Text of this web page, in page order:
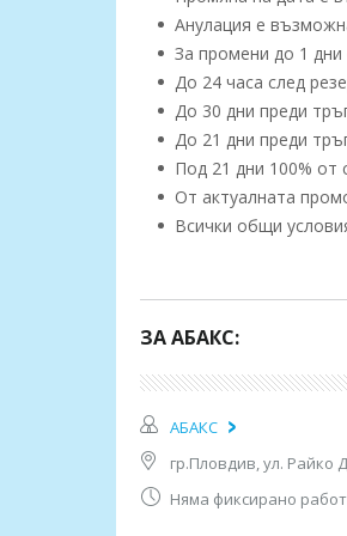
Анулация е
За промени до 1 дни
До 24 часа след
До 30 дни преди
До 21 дни преди
Под 21 дни 100% от
От актуалната
Всички общи
SОпОписание на
резервации,
периода от 16.05 до
1 - ден -29.12
Полет до Париж.
2 - ден -30.12
Закуска. Свободно
ЗА АБАКС:
АБАКС
гр.Пловдив, ул. Райко
Няма фиксирано